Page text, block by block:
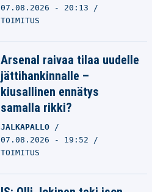
07.08.2026 - 20:13
TOIMITUS
Arsenal raivaa tilaa uudelle
jättihankinnalle –
kiusallinen ennätys
samalla rikki?
JALKAPALLO
07.08.2026 - 19:52
TOIMITUS